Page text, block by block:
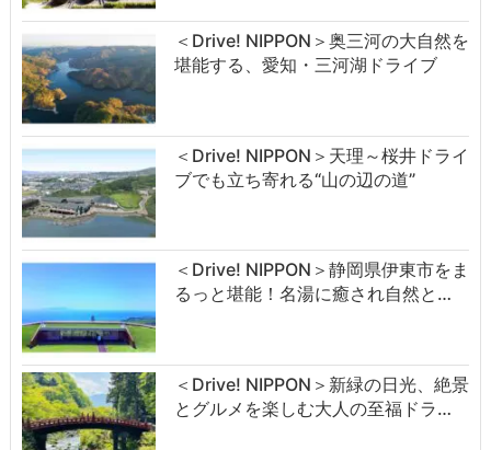
＜Drive! NIPPON＞奥三河の大自然を
堪能する、愛知・三河湖ドライブ
＜Drive! NIPPON＞天理～桜井ドライ
ブでも立ち寄れる“山の辺の道”
＜Drive! NIPPON＞静岡県伊東市をま
るっと堪能！名湯に癒され自然と…
＜Drive! NIPPON＞新緑の日光、絶景
とグルメを楽しむ大人の至福ドラ…